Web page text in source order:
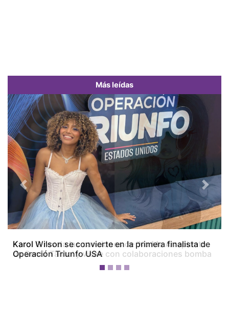
Más leídas
Karol Wilson se convierte en la primera finalista de
Operación Triunfo USA
Previous Next